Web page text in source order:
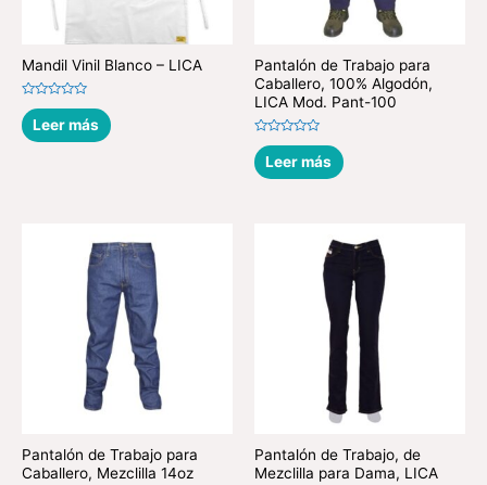
Mandil Vinil Blanco – LICA
Valorado
en
0
de
Leer más
Pantalón de Trabajo para
Caballero, 100% Algodón,
LICA Mod. Pant-100
Valorado
en
0
de
Leer más
Pantalón de Trabajo para
Caballero, Mezclilla 14oz
Pantalón de Trabajo, de
Mezclilla para Dama, LICA